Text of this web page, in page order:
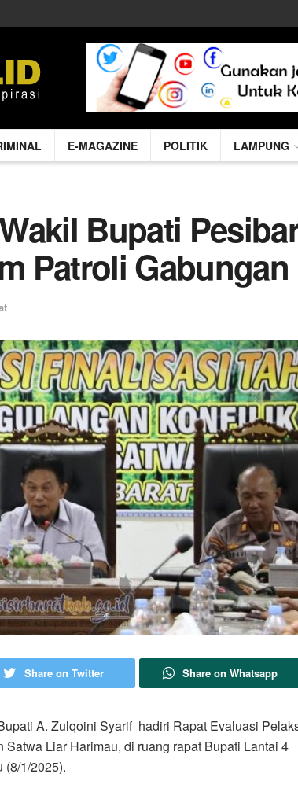
E-MAGAZINE POLITIK LAMPUNG
Bupati
Patroli Gabungan
Share on Twitter Share on Whatsapp
A. Zulqoini Syarif hadiri Rapat Evaluasi
Liar Harimau, di ruang rapat Bupati Lantai 4
(8/1/2025).